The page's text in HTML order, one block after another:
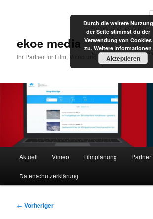
ekoe media
Ihr Partner für Film, Video und Internet
Aktuell Vimeo Filmplanung Partner
Datenschutzerklärung
Beitragsnavigation
← Vorheriger
Durch die weitere Nutzung
der Seite stimmst du der
Verwendung von Cookies
zu. Weitere Informationen
Akzeptieren